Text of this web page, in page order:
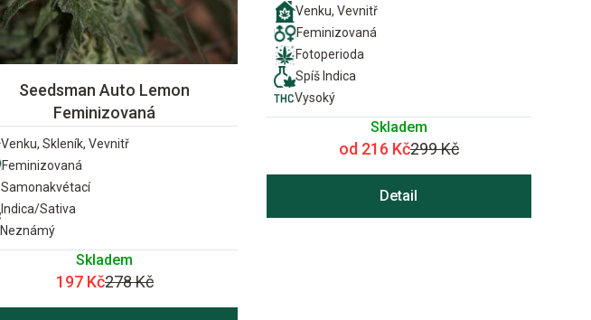
Seedsman Auto Lemon
Feminizovaná
Venku, Skleník, Vevnitř
Feminizovaná
Samonakvétací
Indica/Sativa
Neznámý
Skladem
197 Kč278 Kč
Venku, Vevnitř
Feminizovaná
Fotoperioda
Spíš Indica
Vysoký
Skladem
od 216 Kč299 Kč
Detail